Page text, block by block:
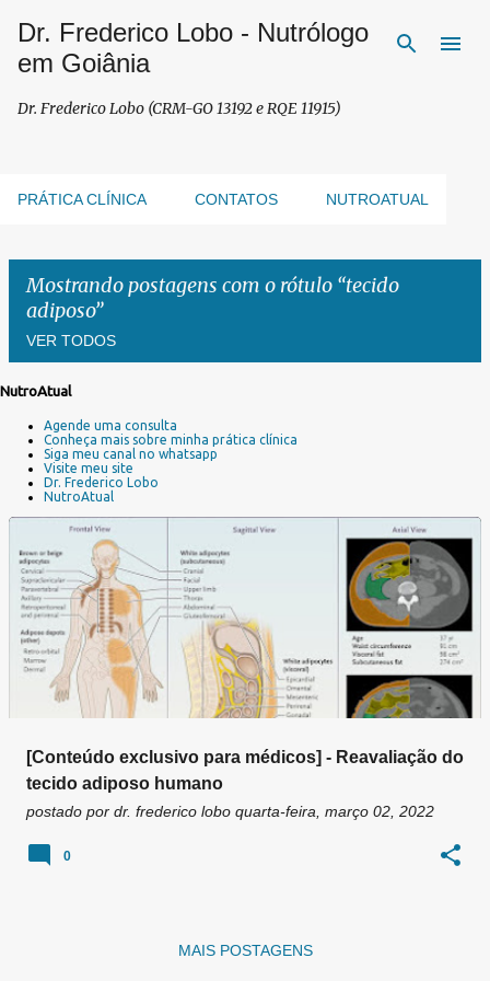
Pular para o conteúdo principal
Dr. Frederico Lobo - Nutrólogo
em Goiânia
Dr. Frederico Lobo (CRM-GO 13192 e RQE 11915)
PRÁTICA CLÍNICA CONTATOS NUTROATUAL
Mostrando postagens com o rótulo tecido
adiposo
VER TODOS
g
NutroAtual
Agende uma consulta
Conheça mais sobre minha prática clínica
Siga meu canal no whatsapp
Visite meu site
Dr. Frederico Lobo
NutroAtual
[Conteúdo exclusivo para médicos] - Reavaliação do
tecido adiposo humano
postado por dr. frederico lobo quarta-feira, março 02, 2022
0
MAIS POSTAGENS